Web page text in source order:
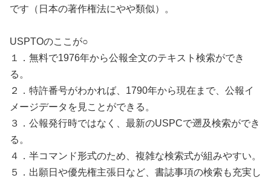
です（日本の著作権法にやや類似）。
USPTOのここが○
１．無料で1976年から公報全文のテキスト検索ができ
る。
２．特許番号がわかれば、1790年から現在まで、公報イ
メージデータを見ことができる。
３．公報発行時ではなく、最新のUSPCで遡及検索ができ
る。
４．半コマンド形式のため、複雑な検索式が組みやすい。
５．出願日や優先権主張日など、 書誌事項の検索も充実し